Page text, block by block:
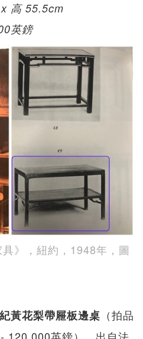
高 55.5cm
英鎊
》，紐約，1948年，圖
黃花梨帶屜板邊桌 （拍品